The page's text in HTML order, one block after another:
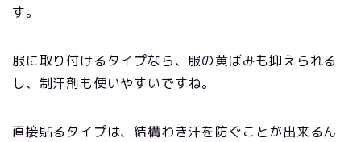
す。
服に取り付けるタイプなら、服の黄ばみも抑えられる
し、制汗剤も使いやすいですね。
直接貼るタイプは、結構わき汗を防ぐことが出来るん